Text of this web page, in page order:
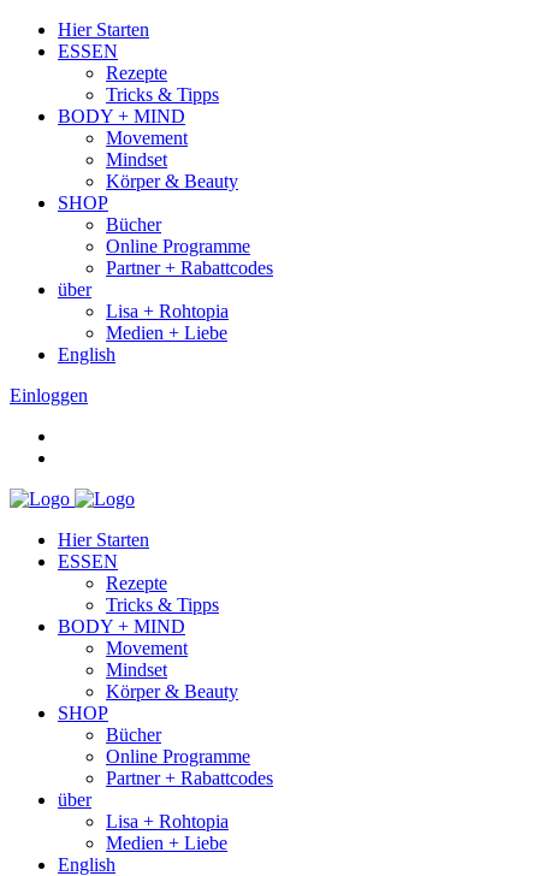
Hier Starten
ESSEN
Rezepte
Tricks & Tipps
BODY + MIND
Movement
Mindset
Körper & Beauty
SHOP
Bücher
Online Programme
Partner + Rabattcodes
über
Lisa + Rohtopia
Medien + Liebe
English
Einloggen
Hier Starten
ESSEN
Rezepte
Tricks & Tipps
BODY + MIND
Movement
Mindset
Körper & Beauty
SHOP
Bücher
Online Programme
Partner + Rabattcodes
über
Lisa + Rohtopia
Medien + Liebe
English